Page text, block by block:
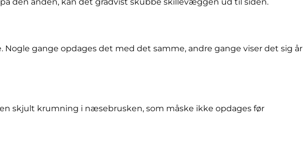
gange opdages det med det samme, andre gange viser det sig år
skjult krumning i næsebrusken, som måske ikke opdages før